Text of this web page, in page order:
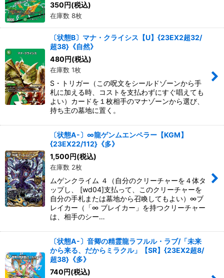
350円(税込)
在庫数 8枚
〔状態B〕マナ・クライシス【U】{23EX2超32/
超38}《自然》
480 円(税込)
在庫数 1枚
S・トリガー（この呪文をシールドゾーンから手
札に加える時、コストを支払わずにすぐ唱えても
よい）カードを１枚相手のマナゾーンから選び、
持ち主の墓地に置く。
〔状態A-〕∞龍ゲンムエンペラー【KGM】
{23EX22/112}《多》
1,500 円(税込)
在庫数 2枚
ムゲンクライム ４（自分のクリーチャーを４体タ
ップし、 [wd04]支払って、このクリーチャーを
自分の手札または墓地から召喚してもよい）∞ブ
レイカー（「∞ ブレイカー」を持つクリーチャー
は、相手のシー…
〔状態A-〕音卿の精霊龍ラフルル・ラブ/「未来
から来る、だからミラクル」【SR】{23EX2超8/
超38}《多》
740 円(税込)